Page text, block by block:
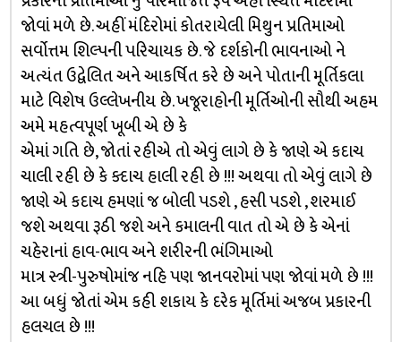
જોવાં મળે છે. અહીં મંદિરોમાં કોતરાયેલી મિથુન પ્રતિમાઓ
સર્વોત્તમ શિલ્પની પરિચાયક છે. જે દર્શકોની ભાવનાઓ ને
અત્યંત ઉદ્વેલિત અને આકર્ષિત કરે છે અને પોતાની મૂર્તિકલા
માટે વિશેષ ઉલ્લેખનીય છે. ખજૂરાહોની મૂર્તિઓની સૌથી અહમ
અમે મહત્વપૂર્ણ ખૂબી એ છે કે
એમાં ગતિ છે, જોતાં રહીએ તો એવું લાગે છે કે જાણે એ કદાચ
ચાલી રહી છે કે ક્દાચ હાલી રહી છે !!! અથવા તો એવું લાગે છે
જાણે એ કદાચ હમણાં જ બોલી પડશે , હસી પડશે , શરમાઈ
જશે અથવા રૂઠી જશે અને કમાલની વાત તો એ છે કે એનાં
ચહેરાનાં હાવ-ભાવ અને શરીરની ભંગિમાઓ
માત્ર સ્ત્રી-પુરુષોમાંજ નહિ પણ જાનવરોમાં પણ જોવાં મળે છે !!!
આ બધું જોતાં એમ કહી શકાય કે દરેક મૂર્તિમાં અજબ પ્રકારની
હલચલ છે !!!